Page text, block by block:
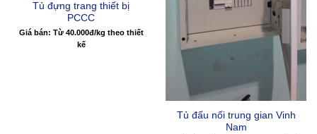
Tủ đựng trang thiết bị
PCCC
Giá bán: Từ 40.000đ/kg theo thiết
kế
Tủ đấu nối trung gian Vinh
Nam